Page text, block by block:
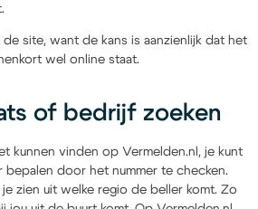
site, want de kans is aanzienlijk dat het
wel online staat.
of bedrijf zoeken
kunnen vinden op Vermelden.nl, je kunt
bepalen door het nummer te checken.
zien uit welke regio de beller komt. Zo